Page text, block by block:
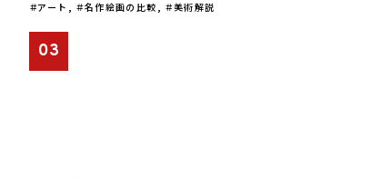
アート , 名作絵画の比較 , 美術解説